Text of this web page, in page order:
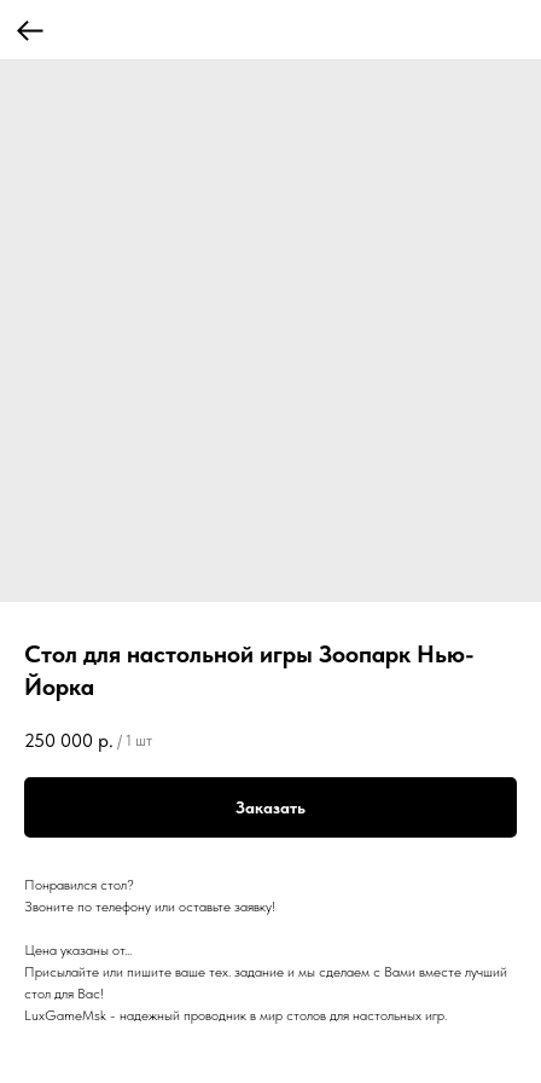
Стол для настольной игры Зоопарк Нью-
Йорка
250 000 р. / 1 шт
Заказать
Понравился стол?
Звоните по телефону или оставьте заявку!
Цена указаны от...
Присылайте или пишите ваше тех. задание и мы сделаем с Вами вместе лучший
стол для Вас!
LuхGаmеМsk - надежный проводник в мир столов для настольных игр.